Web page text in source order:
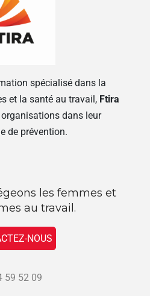
spécialisé dans la
et la santé au travail, Ftira
dans leur
de prévention.
les femmes et
au travail.
NOUS
59 52 09